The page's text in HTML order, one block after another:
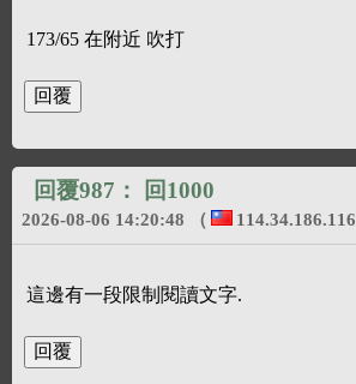
173/65 在附近 吹打
回覆987： 回1000
2026-08-06 14:20:48 （ 114.34.186.116
這邊有一段限制閱讀文字.